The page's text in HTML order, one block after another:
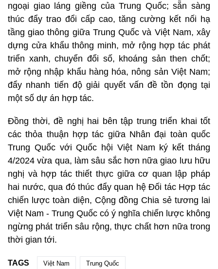
ngoại giao láng giềng của Trung Quốc; sẵn sàng
thúc đẩy trao đổi cấp cao, tăng cường kết nối hạ
tầng giao thông giữa Trung Quốc và Việt Nam, xây
dựng cửa khẩu thông minh, mở rộng hợp tác phát
triển xanh, chuyển đổi số, khoáng sản then chốt;
mở rộng nhập khẩu hàng hóa, nông sản Việt Nam;
đẩy nhanh tiến độ giải quyết vấn đề tồn đọng tại
một số dự án hợp tác.
Đồng thời, đề nghị hai bên tập trung triển khai tốt
các thỏa thuận hợp tác giữa Nhân đại toàn quốc
Trung Quốc với Quốc hội Việt Nam ký kết tháng
4/2024 vừa qua, làm sâu sắc hơn nữa giao lưu hữu
nghị và hợp tác thiết thực giữa cơ quan lập pháp
hai nước, qua đó thúc đẩy quan hệ Đối tác Hợp tác
chiến lược toàn diện, Cộng đồng Chia sẻ tương lai
Việt Nam - Trung Quốc có ý nghĩa chiến lược không
ngừng phát triển sâu rộng, thực chất hơn nữa trong
thời gian tới.
TAGS Việt Nam Trung Quốc